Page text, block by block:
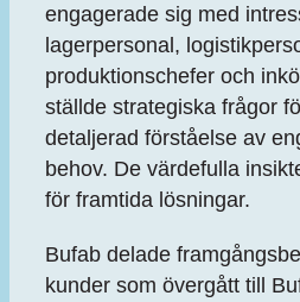
engagerade sig med
lagerpersonal,
produktionschefer och
ställde strategiska frågor
detaljerad förståelse av
behov. De värdefulla
för framtida lösningar.
Bufab delade
kunder som övergått till